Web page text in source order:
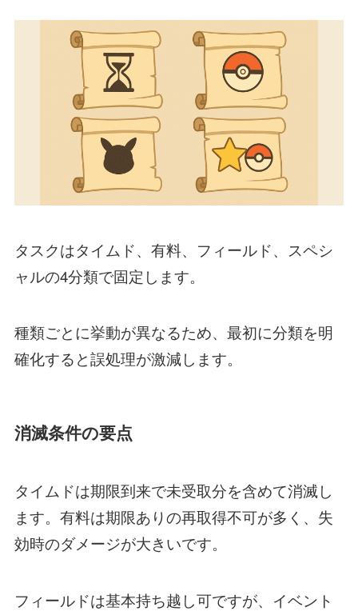
タスクはタイムド、有料、フィールド、スペシ
ャルの4分類で固定します。
種類ごとに挙動が異なるため、最初に分類を明
確化すると誤処理が激減します。
消滅条件の要点
タイムドは期限到来で未受取分を含めて消滅し
ます。有料は期限ありの再取得不可が多く、失
効時のダメージが大きいです。
フィールドは基本持ち越し可ですが、イベント